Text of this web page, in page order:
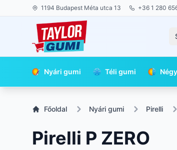
1194 Budapest Méta utca 13 +36 1 280
Nyári gumi Téli gumi
Főoldal Nyári gumi Pirelli
Pirelli P ZERO